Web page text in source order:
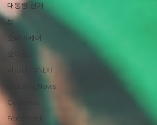
대통령 선거
법
오바마케어
오디오
About TVNEXT
BreakingNews
California
Facebook